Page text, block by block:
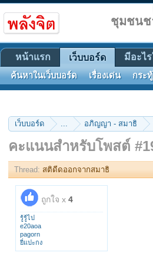
เว็บบอร์ด ... อภิญญา - สมาธิ
คะแนนสำหรับโพสต์
Thread: สติดีดออกจากสมาธิ
ถูกใจ x 4
รู้รู้ไป
e20aoa
pagorn
ยี่แปะกง
ชุมชนช
หน้าแรก เว็บบอร์ด
ค้นหาในเว็บบอร์ด เรื่องเด่น กระ
มีอะไ